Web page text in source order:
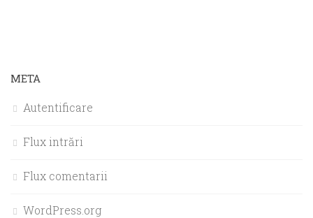
META
Autentificare
Flux intrări
Flux comentarii
WordPress.org